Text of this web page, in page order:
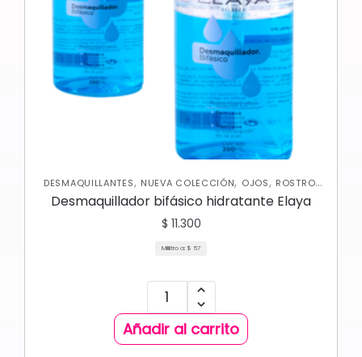
DESMAQUILLANTES, NUEVA COLECCIÓN, OJOS, ROSTRO,
SKIN CARE FACIAL
Desmaquillador bifásico hidratante Elaya
$ 11.300
Mililitro a: $ 57
Añadir al carrito